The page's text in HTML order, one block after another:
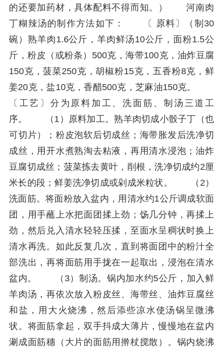
的还要加药材，具体配料不得而知。） 河南肉
丁糊辣汤的制作方法如下： 〔 原料〕（制30
碗）熟羊肉1.6公斤，羊肉鲜汤10公斤，面粉1.5公
斤，粉皮（或粉条）500克，海带100克，油炸豆腐
150克，菠菜250克，胡椒粉15克，五香粉8克，鲜
姜20克，盐10克，香醋500克，芝麻油150克。
〔工艺〕分为原料加工、洗面筋、制汤三道工
序。 （1）原料加工。熟羊肉切成小骰子丁（也
可切片）；粉皮泡软后切成丝；海带胀发后洗净切
成丝，用开水煮熟淘去粘液，再用清水浸泡；油炸
豆腐切成丝；菠菜拣去黄叶，削根，洗净切成约2厘
米长的段；鲜姜洗净切成或剁成米粒状。 （2）
洗面筋。将面粉放入盆内，用清水约1公斤调成软面
团，用手蘸上水把面团揉上劲；饧几分钟，再揉上
劲，然后兑入清水轻轻压揉，至面水呈稠状时换上
清水再洗。如此反复几次，直到将面团中的粉汁全
部洗出，再将面筋用手拢在一起取出，浸泡在清水
盆内。 （3）制汤。锅内加水约5公斤，加入鲜
羊肉汤，再依次放入粉皮丝、海带丝、油炸豆腐丝
和盐，用大火烧沸，然后添些凉水使汤锅呈微沸
状。将面筋拿起，双手抖成大薄片，慢慢地在盆内
涮成面筋穗（大片的面筋用擀杖搅散）。锅内烧沸